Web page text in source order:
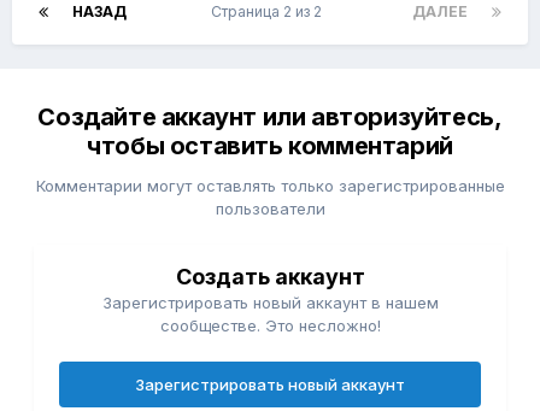
НАЗАД ДАЛЕЕ
Страница 2 из 2
Создайте аккаунт или авторизуйтесь,
чтобы оставить комментарий
Комментарии могут оставлять только зарегистрированные
пользователи
Создать аккаунт
Зарегистрировать новый аккаунт в нашем
сообществе. Это несложно!
Зарегистрировать новый аккаунт